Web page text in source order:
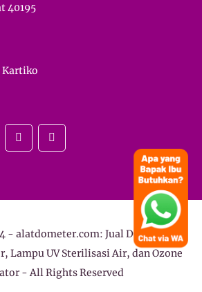
40195
Kartiko
- alatdometer.com: Jual DO Meter,
Lampu UV Sterilisasi Air, dan Ozone
- All Rights Reserved